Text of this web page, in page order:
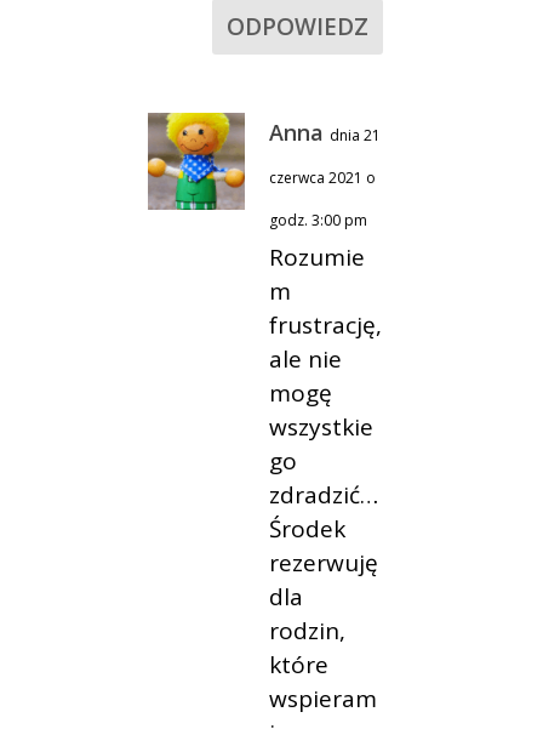
ODPOWIEDZ
Anna dnia 21
czerwca 2021 o
godz. 3:00 pm
Rozumie
m
frustrację,
ale nie
mogę
wszystkie
go
zdradzić…
Środek
rezerwuję
dla
rodzin,
które
wspieram